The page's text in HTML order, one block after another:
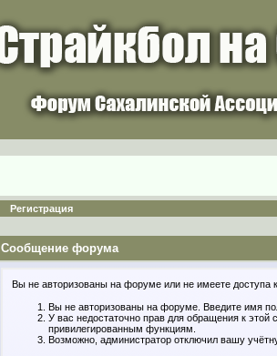
Регистрация
Сообщение форума
Вы не авторизованы на форуме или не имеете доступа
Вы не авторизованы на форуме. Введите имя
У вас недостаточно прав для обращения к
привилегированным функциям.
Возможно, администратор отключил вашу